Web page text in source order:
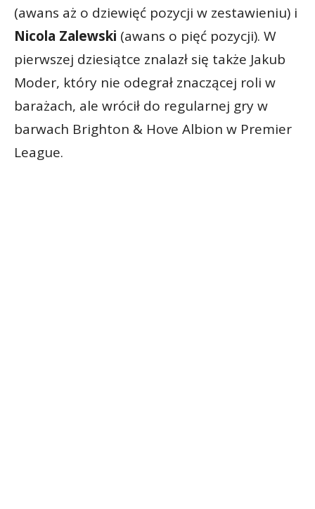
(awans aż o dziewięć pozycji w zestawieniu) i
Nicola Zalewski (awans o pięć pozycji). W
pierwszej dziesiątce znalazł się także Jakub
Moder, który nie odegrał znaczącej roli w
barażach, ale wrócił do regularnej gry w
barwach Brighton & Hove Albion w Premier
League.